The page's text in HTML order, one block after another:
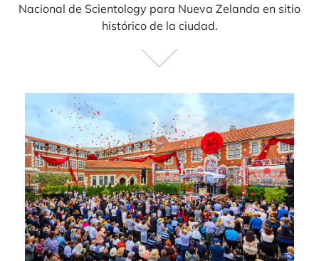
Nacional de Scientology para Nueva Zelanda en sitio
histórico de la ciudad.